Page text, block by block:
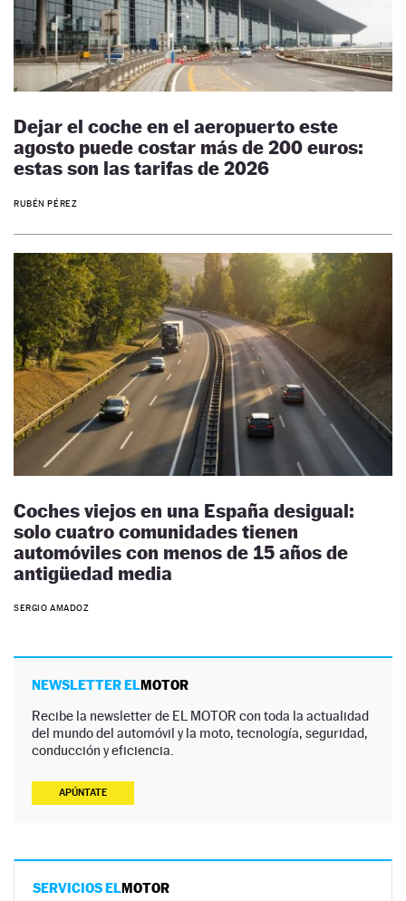
Dejar el coche en el aeropuerto este
agosto puede costar más de 200 euros:
estas son las tarifas de 2026
RUBÉN PÉREZ
Coches viejos en una España desigual:
solo cuatro comunidades tienen
automóviles con menos de 15 años de
antigüedad media
SERGIO AMADOZ
NEWSLETTER ELMOTOR
Recibe la newsletter de EL MOTOR con toda la actualidad
del mundo del automóvil y la moto, tecnología, seguridad,
conducción y eficiencia.
APÚNTATE
SERVICIOS ELMOTOR